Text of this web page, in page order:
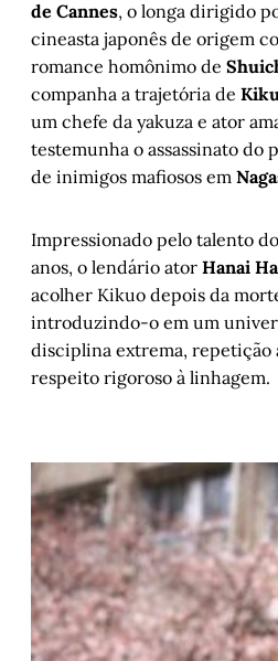
de Cannes, o longa dirigido
cineasta japonês de origem
romance homônimo de
companha a trajetória de
um chefe da yakuza e ator
testemunha o assassinato do
de inimigos mafiosos em
Impressionado pelo talento
anos, o lendário ator Hanai
acolher Kikuo depois da
introduzindo-o em um
disciplina extrema, repetição
respeito rigoroso à linhagem.